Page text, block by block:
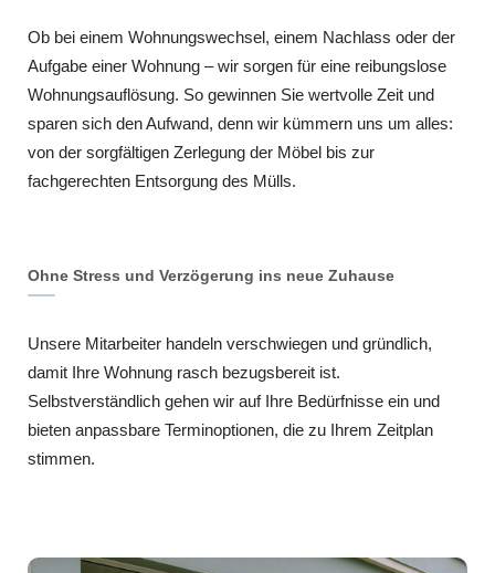
Ob bei einem Wohnungswechsel, einem Nachlass oder der
Aufgabe einer Wohnung – wir sorgen für eine reibungslose
Wohnungsauflösung. So gewinnen Sie wertvolle Zeit und
sparen sich den Aufwand, denn wir kümmern uns um alles:
von der sorgfältigen Zerlegung der Möbel bis zur
fachgerechten Entsorgung des Mülls.
Ohne Stress und Verzögerung ins neue Zuhause
Unsere Mitarbeiter handeln verschwiegen und gründlich,
damit Ihre Wohnung rasch bezugsbereit ist.
Selbstverständlich gehen wir auf Ihre Bedürfnisse ein und
bieten anpassbare Terminoptionen, die zu Ihrem Zeitplan
stimmen.